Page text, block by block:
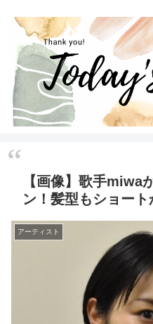
【画像】歌手miwa
ン！髪型もショート
アーティスト